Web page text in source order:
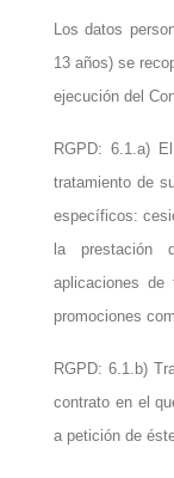
Los datos
13 años) se
ejecución del
RGPD: 6.1.a)
tratamiento de
específicos:
la prestación
aplicaciones de
promociones
RGPD: 6.1.b)
contrato en el
a petición de